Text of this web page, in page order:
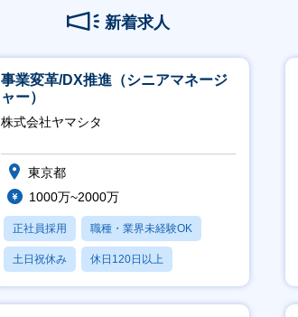
新着求人
事業変革/DX推進（シニアマネージ
ャー）
株式会社ヤマシタ
東京都
1000万~2000万
正社員採用 職種・業界未経験OK
土日祝休み 休日120日以上
産休・育休あり